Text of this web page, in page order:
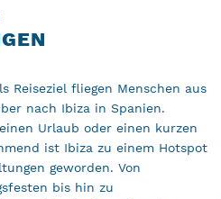
Reiseziel fliegen Menschen aus
nach Ibiza in Spanien.
Urlaub oder einen kurzen
ist Ibiza zu einem Hotspot
geworden. Von
bis hin zu